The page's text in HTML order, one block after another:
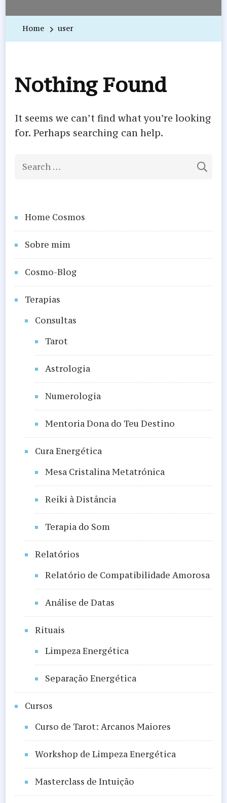
Home user
Nothing Found
It seems we can’t find what you’re looking
for. Perhaps searching can help.
Search
Home Cosmos
Sobre mim
Cosmo-Blog
Terapias
Consultas
Tarot
Astrologia
Numerologia
Mentoria Dona do Teu Destino
Cura Energética
Mesa Cristalina Metatrónica
Reiki à Distância
Terapia do Som
Relatórios
Relatório de Compatibilidade Amorosa
Análise de Datas
Rituais
Limpeza Energética
Separação Energética
Cursos
Curso de Tarot: Arcanos Maiores​
Workshop de Limpeza Energética
Masterclass de Intuição